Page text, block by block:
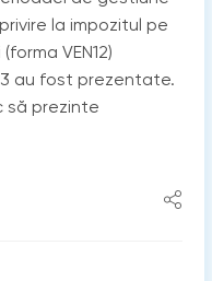
la impozitul pe
VEN12)
au fost prezentate.
să prezinte